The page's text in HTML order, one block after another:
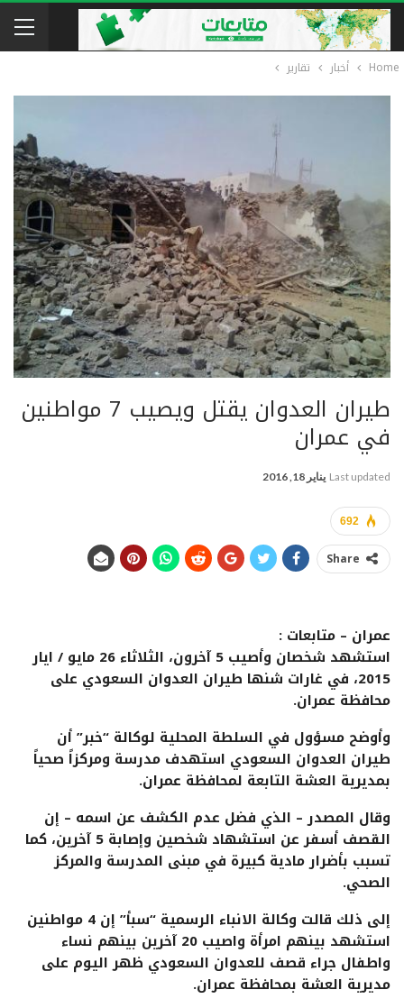
Home أخبار تقارير
طيران العدوان يقتل ويصيب 7 مواطنين
في عمران
Last updated يناير 18, 2016
692
Share
عمران – متابعات :
استشهد شخصان وأصيب 5 آخرون، الثلاثاء 26 مايو / ايار
2015، في غارات شنها طيران العدوان السعودي على
محافظة عمران.
وأوضح مسؤول في السلطة المحلية لوكالة “خبر” أن
طيران العدوان السعودي استهدف مدرسة ومركزاً صحياً
بمديرية العشة التابعة لمحافظة عمران.
وقال المصدر – الذي فضل عدم الكشف عن اسمه – إن
القصف أسفر عن استشهاد شخصين وإصابة 5 آخرين، كما
تسبب بأضرار مادية كبيرة في مبنى المدرسة والمركز
الصحي.
إلى ذلك قالت وكالة الانباء الرسمية “سبأ” إن 4 مواطنين
استشهد بينهم امرأة واصيب 20 آخرين بينهم نساء
واطفال جراء قصف للعدوان السعودي ظهر اليوم على
مديرية العشة بمحافظة عمران.